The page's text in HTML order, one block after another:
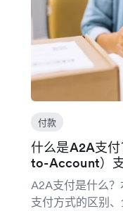
付款
什么是A2A支
to-Account）
A2A支付是什么
支付方式的区别